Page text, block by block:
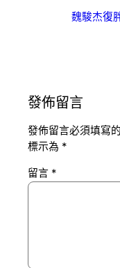
魏駿杰復
發佈留言
發佈留言必須填寫
標示為 *
留言 *